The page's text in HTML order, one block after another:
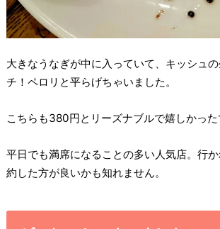
大きなうなぎが中に入っていて、キッシュ
チ！ペロリと平らげちゃいました。
こちらも380円とリーズナブルで嬉しかっ
平日でも満席になることの多い人気店。行
約した方が良いかも知れません。